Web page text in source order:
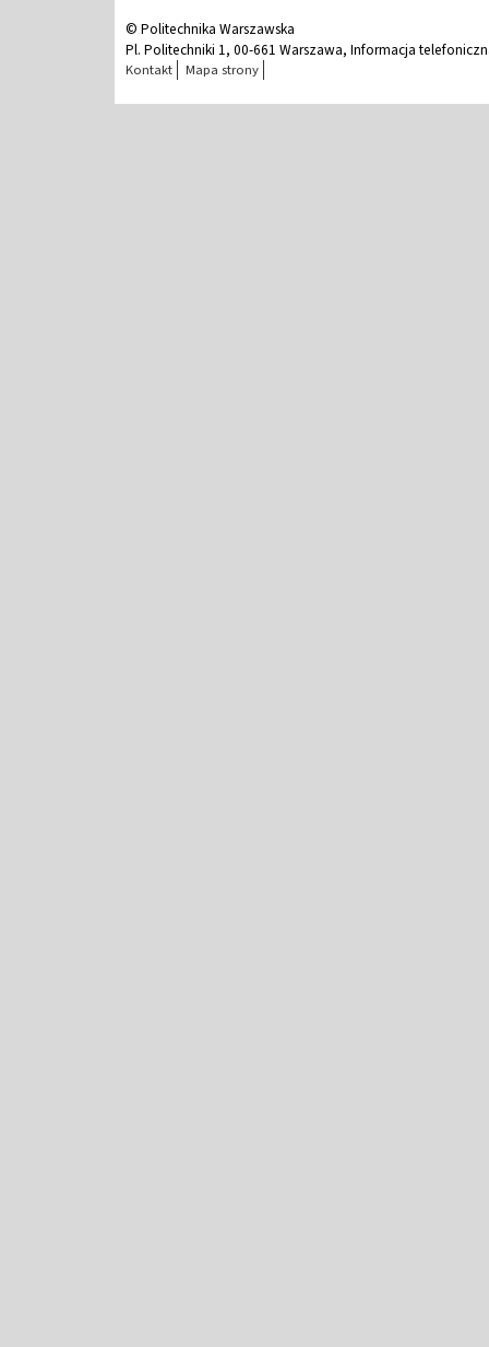
© Politechnika Warszawska
Pl. Politechniki 1, 00-661 Warszawa, Informacja
Kontakt Mapa strony